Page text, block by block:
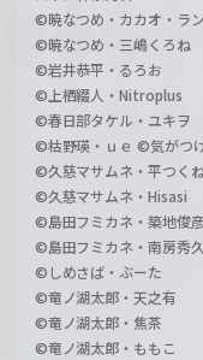
©暁なつめ・カカオ・ラ
©暁なつめ・三嶋くろね
©岩井恭平・るろお
©上栖綴人・Nitroplus
©春日部タケル・ユキヲ
©枯野瑛・ｕｅ ©気がつ
©久慈マサムネ・平つく
©久慈マサムネ・Hisasi
©島田フミカネ・築地俊
©島田フミカネ・南房秀
©しめさば・ぶーた
©竜ノ湖太郎・天之有
©竜ノ湖太郎・焦茶
©竜ノ湖太郎・ももこ